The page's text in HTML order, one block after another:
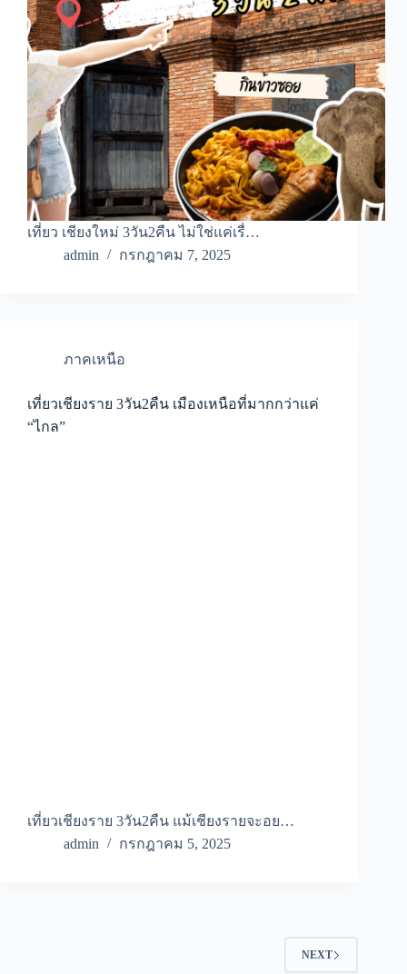
เที่ยว เชียงใหม่ 3วัน2คืน ไม่ใช่แค่เรื่…
admin
กรกฎาคม 7, 2025
ภาคเหนือ
เที่ยวเชียงราย 3วัน2คืน เมืองเหนือที่มากกว่าแค่
“ไกล”
เที่ยวเชียงราย 3วัน2คืน แม้เชียงรายจะอย…
admin
กรกฎาคม 5, 2025
NEXT